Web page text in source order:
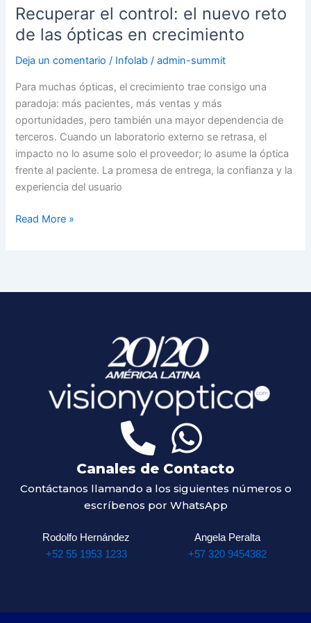
Recuperar el control: el nuevo reto
de las ópticas en crecimiento
Deja un comentario / Infolab /admin-summit
Para muchas ópticas, el crecimiento trae consigo una
paradoja: más pacientes, más ventas y más
oportunidades, pero también una mayor dependencia de
terceros. Cuando un laboratorio externo se retrasa, el
impacto no lo asume solo el proveedor; lo asume la óptica
frente al paciente. La promesa de entrega, la confianza y la
experiencia del usuario
Read More »
Canales de Contacto
Contáctanos llamando a los siguientes números o
escríbenos por WhatsApp
Rodolfo Hernández
+52 55 1953 1233
Angela Peralta
+57 320 9454382